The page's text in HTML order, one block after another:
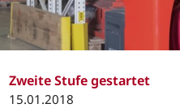
Zweite Stufe gestartet
15.01.2018